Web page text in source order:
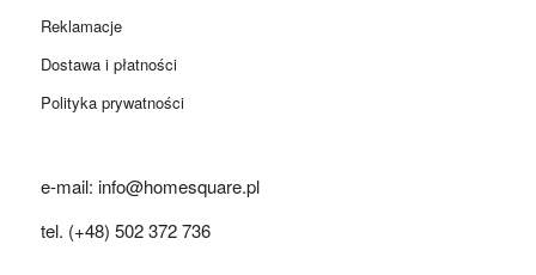
Reklamacje
Dostawa i płatności
Polityka prywatności
e-mail: info@homesquare.pl
tel. (+48) 502 372 736